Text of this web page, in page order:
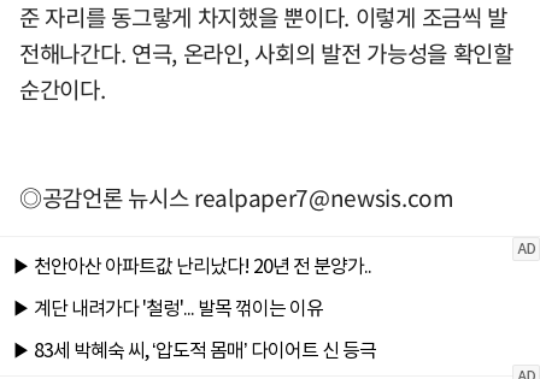
준 자리를 동그랗게 차지했을 뿐이다. 이렇게 조금씩 발
전해나간다. 연극, 온라인, 사회의 발전 가능성을 확인할
순간이다.
◎공감언론 뉴시스realpaper7@newsis.com